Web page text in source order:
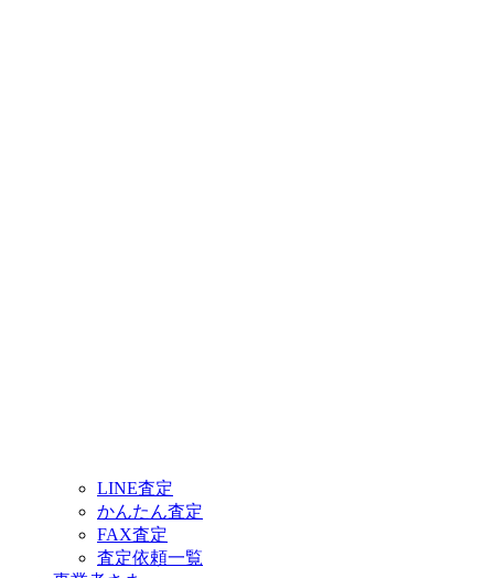
LINE査定
かんたん査定
FAX査定
査定依頼一覧